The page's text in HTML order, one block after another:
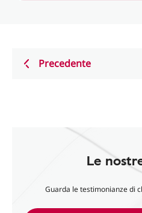
Precedente
Le
Guarda le testimonianze di